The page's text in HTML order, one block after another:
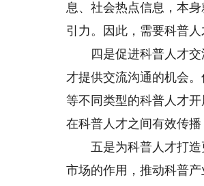
息、社会热点信息，本
引力。因此，需要科普
四是促进科普人才交
才提供交流沟通的机会
等不同类型的科普人才
在科普人才之间有效传
五是为科普人才打造
市场的作用，推动科普